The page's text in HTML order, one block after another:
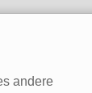
andere